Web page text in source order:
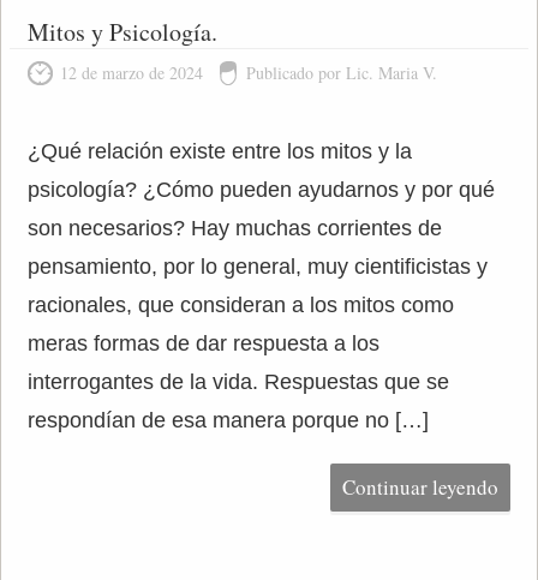
Mitos y Psicología.
12 de marzo de 2024 Publicado por Lic. Maria V.
¿Qué relación existe entre los mitos y la
psicología? ¿Cómo pueden ayudarnos y por qué
son necesarios? Hay muchas corrientes de
pensamiento, por lo general, muy cientificistas y
racionales, que consideran a los mitos como
meras formas de dar respuesta a los
interrogantes de la vida. Respuestas que se
respondían de esa manera porque no […]
Continuar leyendo